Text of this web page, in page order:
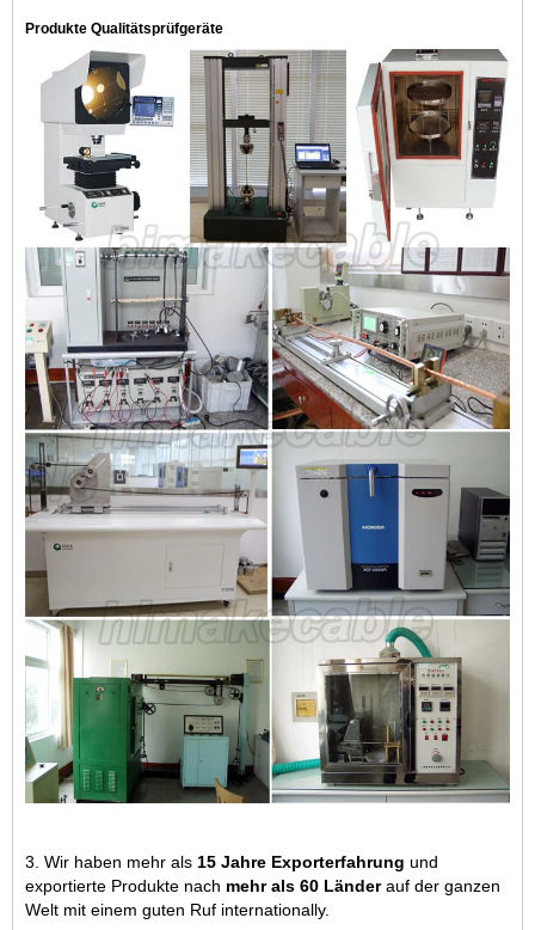
Produkte Qualitätsprüfgeräte
3. Wir haben mehr als 15 Jahre Exporterfahrung und
exportierte Produkte nach mehr als 60 Länder auf der ganzen
Welt mit einem guten Ruf internationally.